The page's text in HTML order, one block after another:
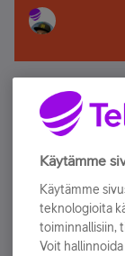
Älä jää
Tilaa Telian
sähköpostiisi.
Tilaa nyt
Käytämme
Käytämme
teknologioita
toiminnallisiin,
Voit